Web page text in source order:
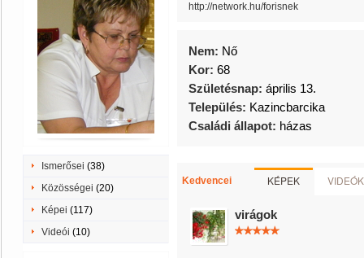
Ismerősei (38)
Közösségei (20)
Képei (117)
Videói (10)
http://network.hu/forisnek
Nem: Nő
Kor: 68
Születésnap: április 13.
Település: Kazincbarcika
Családi állapot: házas
Kedvencei KÉPEK VIDEÓK
virágok